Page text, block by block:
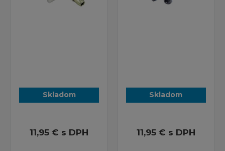
Skladom
11,95 € s DPH
Skladom
11,95 € s DPH